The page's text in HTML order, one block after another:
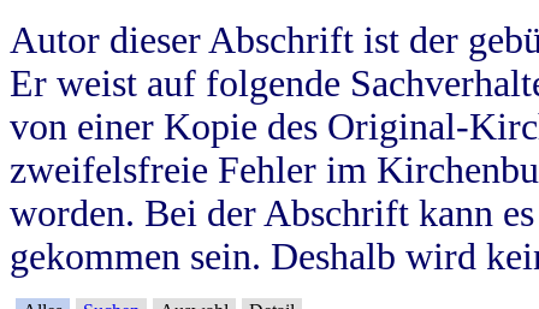
Autor dieser Abschrift ist der
Er weist auf folgende
von einer Kopie des Original-
zweifelsfreie Fehler im
worden. Bei der Abschrift kann
gekommen sein. Deshalb wird